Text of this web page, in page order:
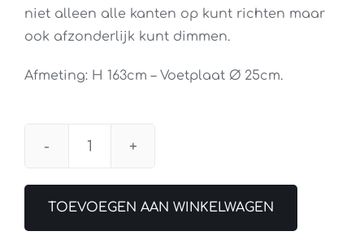
niet alleen alle kanten op kunt richten maar
ook afzonderlijk kunt dimmen.
Afmeting: H 163cm – Voetplaat Ø 25cm.
Vloerlamp
Wit
TOEVOEGEN AAN WINKELWAGEN